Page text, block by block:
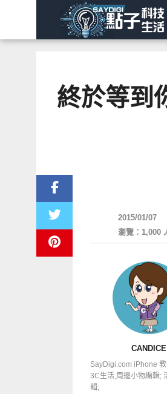
終於等到
2015/01/07
瀏覽：1,000
CANDICE
SayDigi.com iPhone
3C生活,周邊小物編輯;
輯;